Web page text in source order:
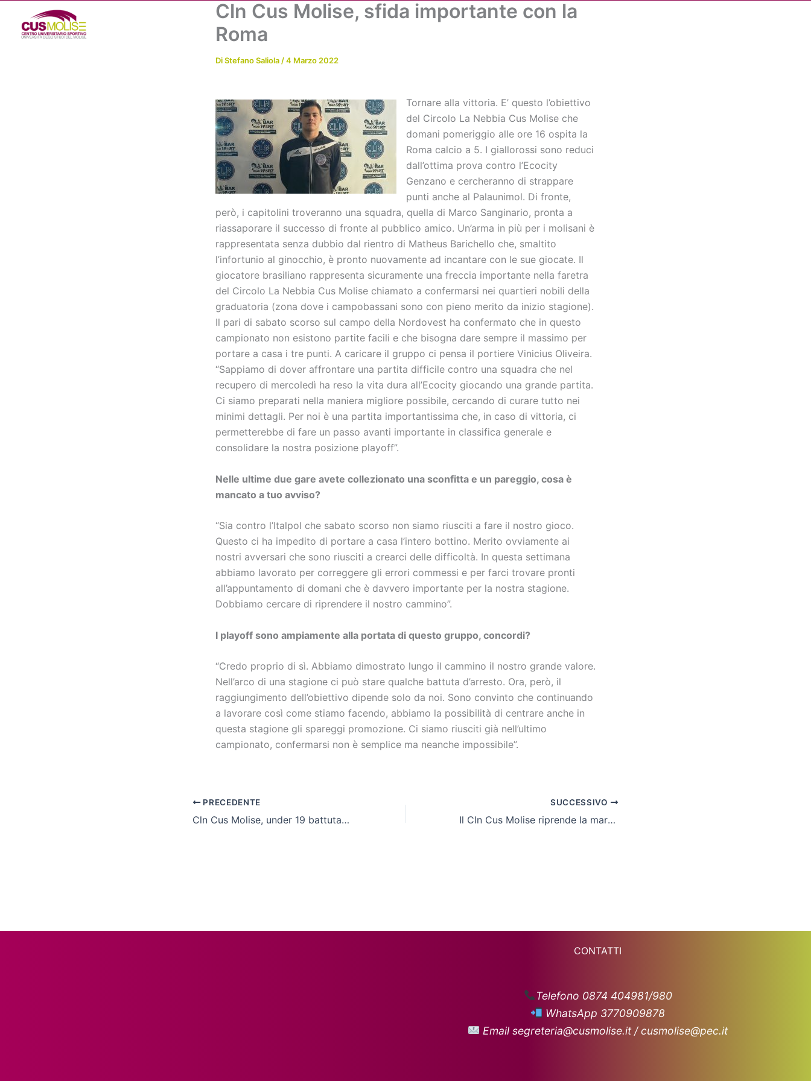
contenuto
Chi siamo Attività
Cln Cus Molise, sfida importante con la
Roma
DiStefano Saliola /4 Marzo 2022
Tornare alla vittoria. E’ questo l’obiettivo
del Circolo La Nebbia Cus Molise che
domani pomeriggio alle ore 16 ospita la
Roma calcio a 5. I giallorossi sono reduci
dall’ottima prova contro l’Ecocity
Genzano e cercheranno di strappare
punti anche al Palaunimol. Di fronte,
però, i capitolini troveranno una squadra, quella di Marco Sanginario, pronta a
riassaporare il successo di fronte al pubblico amico. Un’arma in più per i molisani è
rappresentata senza dubbio dal rientro di Matheus Barichello che, smaltito
l’infortunio al ginocchio, è pronto nuovamente ad incantare con le sue giocate. Il
giocatore brasiliano rappresenta sicuramente una freccia importante nella faretra
del Circolo La Nebbia Cus Molise chiamato a confermarsi nei quartieri nobili della
graduatoria (zona dove i campobassani sono con pieno merito da inizio stagione).
Il pari di sabato scorso sul campo della Nordovest ha confermato che in questo
campionato non esistono partite facili e che bisogna dare sempre il massimo per
portare a casa i tre punti. A caricare il gruppo ci pensa il portiere Vinicius Oliveira.
“Sappiamo di dover affrontare una partita difficile contro una squadra che nel
recupero di mercoledì ha reso la vita dura all’Ecocity giocando una grande partita.
Ci siamo preparati nella maniera migliore possibile, cercando di curare tutto nei
minimi dettagli. Per noi è una partita importantissima che, in caso di vittoria, ci
permetterebbe di fare un passo avanti importante in classifica generale e
consolidare la nostra posizione playoff”.
Nelle ultime due gare avete collezionato una sconfitta e un pareggio, cosa è
mancato a tuo avviso?
“Sia contro l’Italpol che sabato scorso non siamo riusciti a fare il nostro gioco.
Questo ci ha impedito di portare a casa l’intero bottino. Merito ovviamente ai
nostri avversari che sono riusciti a crearci delle difficoltà. In questa settimana
abbiamo lavorato per correggere gli errori commessi e per farci trovare pronti
all’appuntamento di domani che è davvero importante per la nostra stagione.
Dobbiamo cercare di riprendere il nostro cammino”.
I playoff sono ampiamente alla portata di questo gruppo, concordi?
“Credo proprio di sì. Abbiamo dimostrato lungo il cammino il nostro grande valore.
Nell’arco di una stagione ci può stare qualche battuta d’arresto. Ora, però, il
raggiungimento dell’obiettivo dipende solo da noi. Sono convinto che continuando
a lavorare così come stiamo facendo, abbiamo la possibilità di centrare anche in
questa stagione gli spareggi promozione. Ci siamo riusciti già nell’ultimo
campionato, confermarsi non è semplice ma neanche impossibile”.
PRECEDENTE
Cln Cus Molise, under 19 battuta dal Benevento
SUCCESSIVO
Il Cln Cus Molise riprende la marcia, tris alla Roma
CONTATTI
Telefono 0874 404981/980
WhatsApp 3770909878
Email segreteria@cusmolise.it / cusmolise@pec.it